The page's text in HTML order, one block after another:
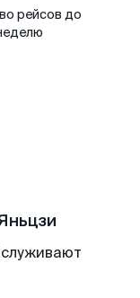
рейсов до